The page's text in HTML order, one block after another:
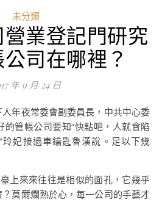
未分類
業登記門研究
司在哪裡？
年 9 月 24 日
的管帳公司要知“快點吧，人就會陷
玲妃接過車鑰匙魯漢說。足以下幾
來來往往是相似的面孔，它幾乎
莫爾爛熟於心，每一公司的手藝才